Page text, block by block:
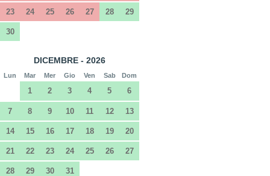
23 24 25 26 27 28 29
30
DICEMBRE - 2026
Lun Mar Mer Gio Ven Sab Dom
1 2 3 4 5 6
7 8 9 10 11 12 13
14 15 16 17 18 19 20
21 22 23 24 25 26 27
28 29 30 31